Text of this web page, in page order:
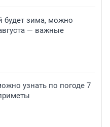
будет зима, можно
— важные
узнать по погоде 7